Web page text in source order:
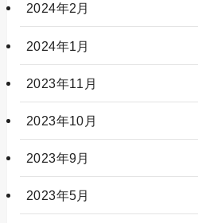
2024年2月
2024年1月
2023年11月
2023年10月
2023年9月
2023年5月